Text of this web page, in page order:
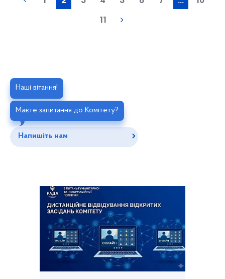
11
Наші вітання!
Маєте запитання до Комітету?
Напишіть нам